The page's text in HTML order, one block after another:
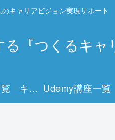
キャリアビジョン実現サポート
『つくるキャ
電子書籍一覧 キャリアを描く15冊の実践ガイド